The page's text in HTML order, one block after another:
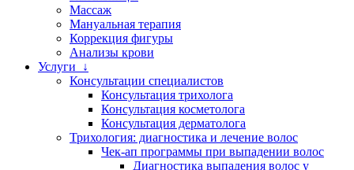
Массаж
Мануальная терапия
Коррекция фигуры
Анализы крови
Услуги ↓
Консультации специалистов
Консультация трихолога
Консультация косметолога
Консультация дерматолога
Трихология: диагностика и лечение волос
Чек-ап программы при выпадении волос
Диагностика выпадения волос у